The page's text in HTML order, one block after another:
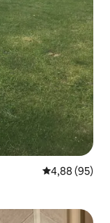
Povprečna
4,88 (95)